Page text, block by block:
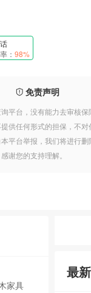
： 98%
免责声明
平台，没有能力去审核
供任何形式的担保，不
平台举报，我们将进行
谢您的支持理解。
家具
最